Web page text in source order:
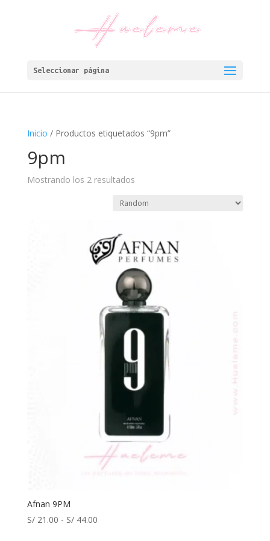
Seleccionar página
Inicio / Productos etiquetados “9pm”
9pm
Mostrando los 2 resultados
Afnan 9PM
S/21.00 - S/44.00Rango